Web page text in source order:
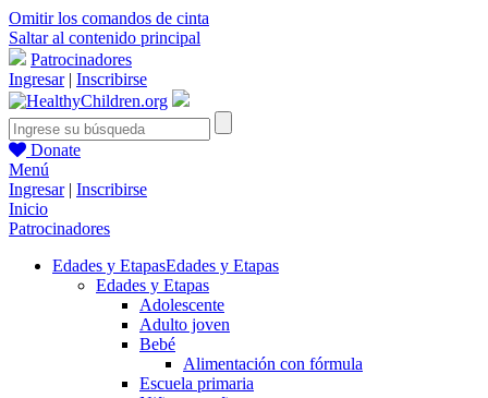
Omitir los comandos de cinta
Saltar al contenido principal
Patrocinadores
Ingresar| Inscribirse
Donate
Menú
Ingresar| Inscribirse
Inicio
Patrocinadores
Edades y EtapasEdades y Etapas
Edades y Etapas
Adolescente
Adulto joven
Bebé
Alimentación con fórmula
Escuela primaria